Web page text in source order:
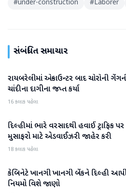
#under-construction #Laborer
સંબંધિત સમાચાર
રાષ્ટ્રીય
રાયબરેલીમાં એન્કાઉન્ટર બાદ ચોરોની
ચાંદીના દાગીના જપ્ત કર્યા
16 કલાક પહેલા
રાષ્ટ્રીય
દિલ્હીમાં ભારે વરસાદથી હવાઈ ટ્રાફિક
મુસાફરો માટે એડવાઈઝરી જાહેર કરી
18 કલાક પહેલા
રાષ્ટ્રીય
કેબિનેટે ખાનગી ખાનગી બેંકને દિલ્હી
નિયમો વિશે જાણો